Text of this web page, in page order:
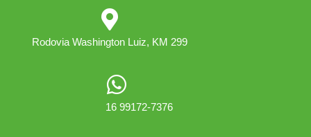
Rodovia Washington Luiz, KM 299
16 99172-7376